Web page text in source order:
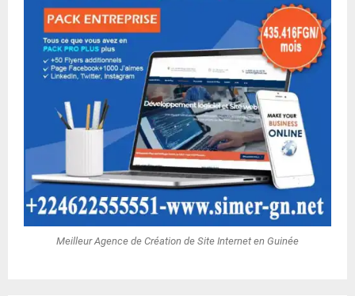
Meilleur Agence de Création de Site Internet en Guinée